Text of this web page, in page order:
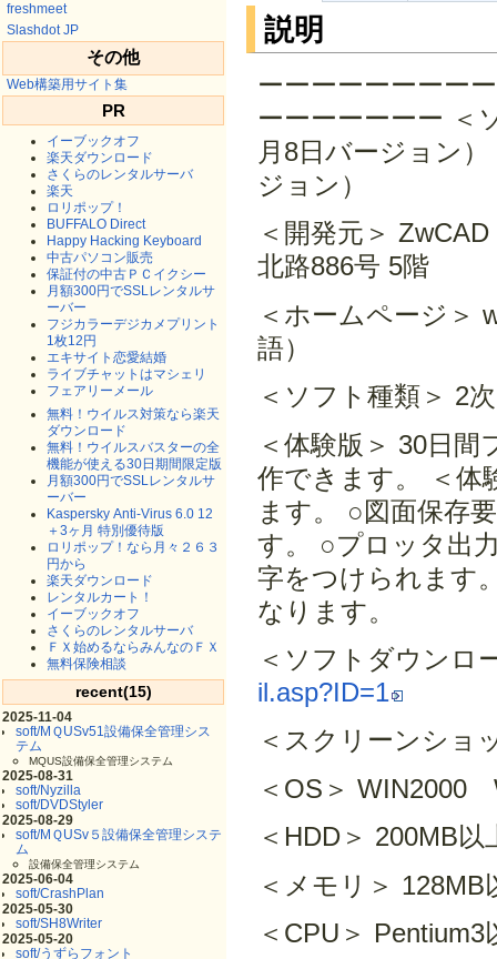
freshmeet
Slashdot JP
その他
Web構築用サイト集
PR
イーブックオフ
楽天ダウンロード
さくらのレンタルサーバ
楽天
ロリポップ！
BUFFALO Direct
Happy Hacking Keyboard
中古パソコン販売
保証付の中古ＰＣイクシー
月額300円でSSLレンタルサ
ーバー
フジカラーデジカメプリント
1枚12円
エキサイト恋愛結婚
ライブチャットはマシェリ
フェアリーメール
無料！ウイルス対策なら楽天
ダウンロード
無料！ウイルスバスターの全
機能が使える30日期間限定版
月額300円でSSLレンタルサ
ーバー
Kaspersky Anti-Virus 6.0 12
＋3ヶ月 特別優待版
ロリポップ！なら月々２６３
円から
楽天ダウンロード
レンタルカート！
イーブックオフ
さくらのレンタルサーバ
ＦＸ始めるならみんなのＦＸ
無料保険相談
recent(15)
2025-11-04
soft/MＱUSv51設備保全管理シス
テム
MQUS設備保全管理システム
2025-08-31
soft/Nyzilla
soft/DVDStyler
2025-08-29
soft/MＱUSv５設備保全管理システ
ム
設備保全管理システム
2025-06-04
soft/CrashPlan
2025-05-30
soft/SH8Writer
2025-05-20
soft/うずらフォント
説明
ーーーーーーーー
ーーーーーーー
月8日バージョン
ジョン）
＜開発元＞
北路886号 5階
＜ホームページ＞
語）
＜ソフト種類＞ 2
＜体験版＞ 30日
作できます。 ＜体
ます。 ○図面保存
す。 ○プロッタ出
字をつけられます
なります。
＜ソフトダウンロ
il.asp?ID=1
＜スクリーンショ
＜OS＞
＜HDD＞ 200MB以
＜メモリ＞ 128MB
＜CPU＞